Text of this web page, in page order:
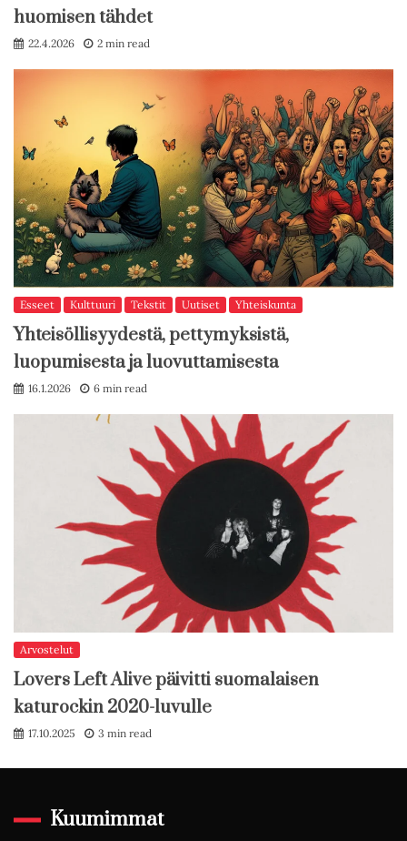
huomisen tähdet
22.4.2026 2 min read
Esseet Kulttuuri Tekstit Uutiset Yhteiskunta
Yhteisöllisyydestä, pettymyksistä,
luopumisesta ja luovuttamisesta
16.1.2026 6 min read
Arvostelut
Lovers Left Alive päivitti suomalaisen
katurockin 2020-luvulle
17.10.2025 3 min read
Kuumimmat